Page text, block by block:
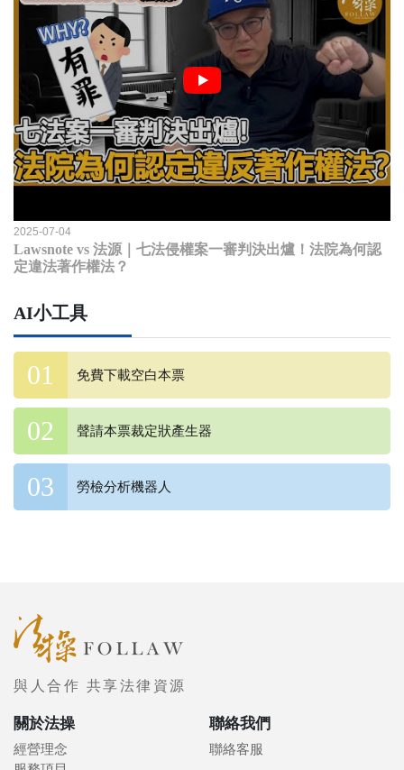
2025-07-04
Lawsnote vs 法源｜七法侵權案一審判決出爐！法院為何認
定違法著作權法？
AI小工具
免費下載空白本票
聲請本票裁定狀產生器
勞檢分析機器人
與人合作 共享法律資源
關於法操
經營理念
聯絡我們
聯絡客服